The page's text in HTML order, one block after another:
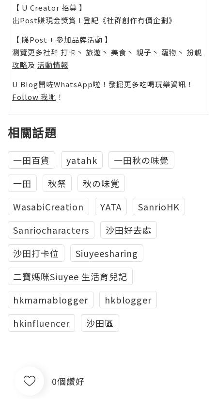
【 U Creator 招募 】
出Post賺現金獎賞 l 登記《社群創作有價企劃》
【 睇Post + 參加品牌活動 】
瀏覽更多社群 打卡 丶 旅遊 丶 美食 丶 親子 丶 寵物 丶 扮靚
攻略及 活動情報
U Blog開咗WhatsApp啦！發掘更多吃喝玩樂資訊！
Follow 我哋 ！
相關話題
一田百貨 yatahk
一田秋の味覺
一田
秋祭
秋の味覚
WasabiCreation
YATA
SanrioHK
Sanriocharacters
沙田好去處
沙田打卡位
Siuyeesharing
二寶媽咪Siuyee 生活育兒記
hkmamablogger
hkblogger
hkinfluencer
沙田區
0個讚好